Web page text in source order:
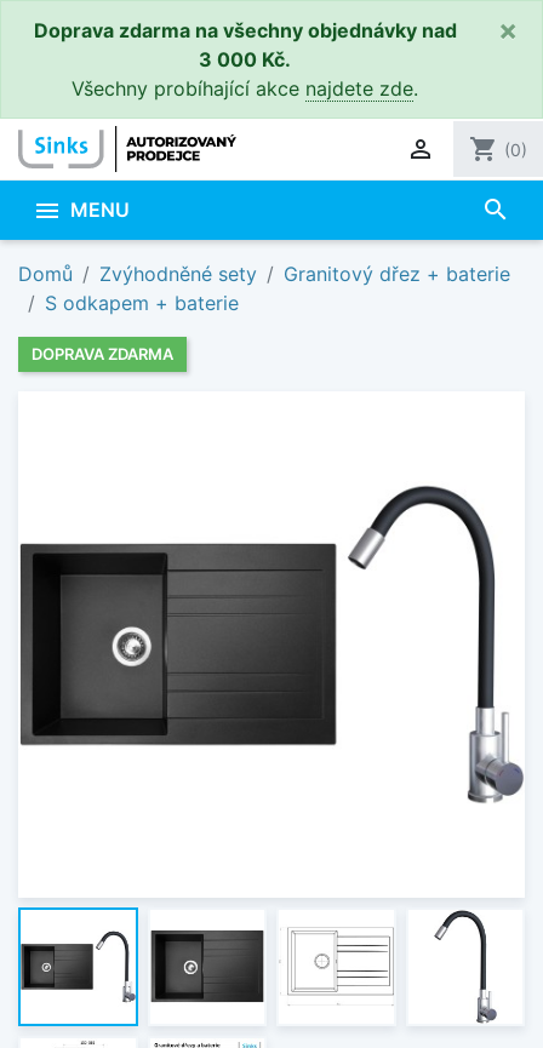
Doprava zdarma na všechny objednávky nad
3 000 Kč.
Všechny probíhající akce najdete zde.
×
 shopping_cart (0)
 MENU search
Domů Zvýhodněné sety
Granitový dřez + baterie
S odkapem + baterie
DOPRAVA ZDARMA